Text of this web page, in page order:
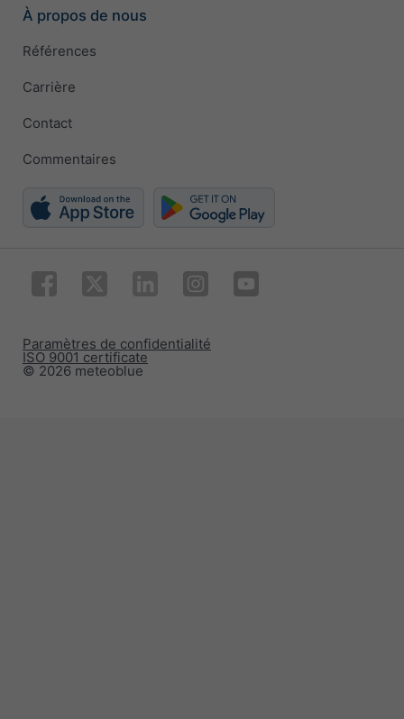
À propos de nous
Références
Carrière
Contact
Commentaires
© 2026 meteoblue
ISO 9001 certificate
Paramètres de confidentialité